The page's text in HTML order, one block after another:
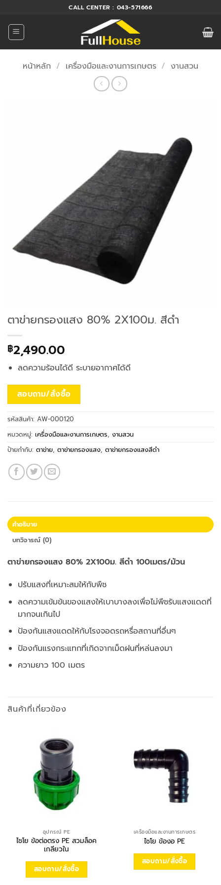
ยัง
เนื้อหา
CALL CENTER : 043-571666
หน้าหลัก / เครื่องมือและงานการเกษตร / งานสวน
ตาข่ายกรองแสง 80% 2X100ม. สีดำ
฿2,490.00
ลดความร้อนได้ดี ระบายอากาศได้ดี
สอบถาม/สั่งซื้อ
รหัสสินค้า: AW-000120
หมวดหมู่: เครื่องมือและงานการเกษตร, งานสวน
ป้ายกำกับ: ตาข่าย, ตาข่ายกรองแสง, ตาข่ายกรองแสงสีดำ
คำอธิบาย
บทวิจารณ์ (0)
ตาข่ายกรองแสง 80% 2X100ม. สีดำ 100เมตร/ม้วน
ปรับแสงที่เหมาะสมให้กับพืช
ลดความเข้มข้นของแสงให้เบาบางลงเพื่อไม่พืชรับแสงแดดที่
มากจนเกินไป
ป้องกันแสงแดดให้กับโรงจอดรถหรื่อสถานที่อื่นๆ
ป้องกันแรงกระแทกที่เกิดจากเม็ดฝนที่หล่นลงมา
ความยาว 100 เมตร
สินค้าที่เกี่ยวข้อง
อุปกรณ์ PE
ไชโย ข้อต่อตรง PE สวมล็อค
เกลียวใน
สอบถาม/สั่งซื้อ
เครื่องมือและงานการเกษตร
ไชโย ข้องอ PE
สอบถาม/สั่งซื้อ